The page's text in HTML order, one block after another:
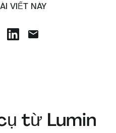
VIẾT NÀY
từ Lumin